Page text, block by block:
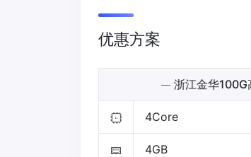
优惠方案
浙江金华100G
4Core
4GB